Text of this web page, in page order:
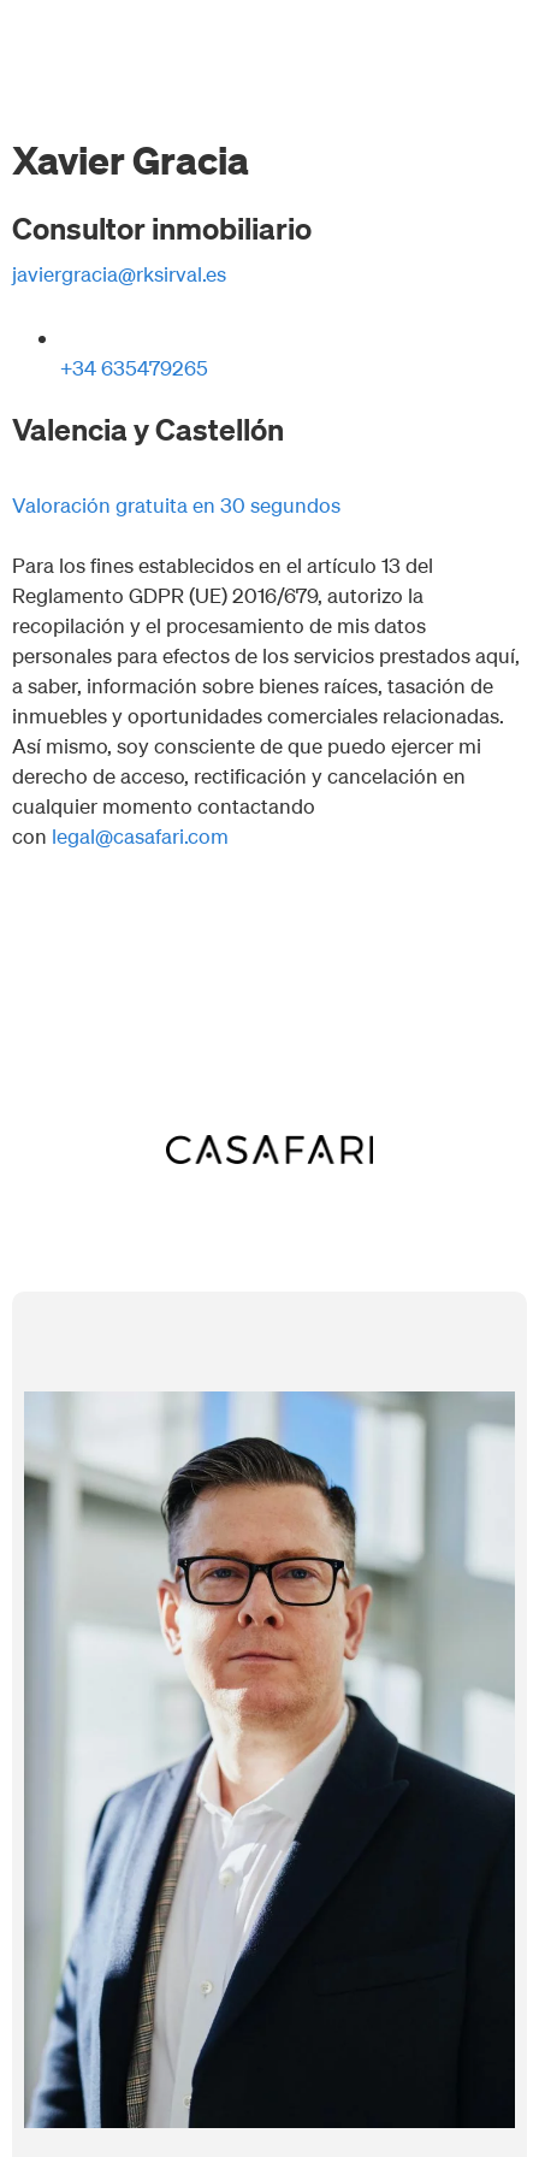
Xavier Gracia
Consultor inmobiliario
javiergracia@rksirval.es
+34 635479265
Valencia y Castellón
Valoración gratuita en 30 segundos
Para los fines establecidos en el artículo 13 del
Reglamento GDPR (UE) 2016/679, autorizo ​​la
recopilación y el procesamiento de mis datos
personales para efectos de los servicios prestados aquí,
a saber, información sobre bienes raíces, tasación de
inmuebles y oportunidades comerciales relacionadas.
Así mismo, soy consciente de que puedo ejercer mi
derecho de acceso, rectificación y cancelación en
cualquier momento contactando
con legal@casafari.com